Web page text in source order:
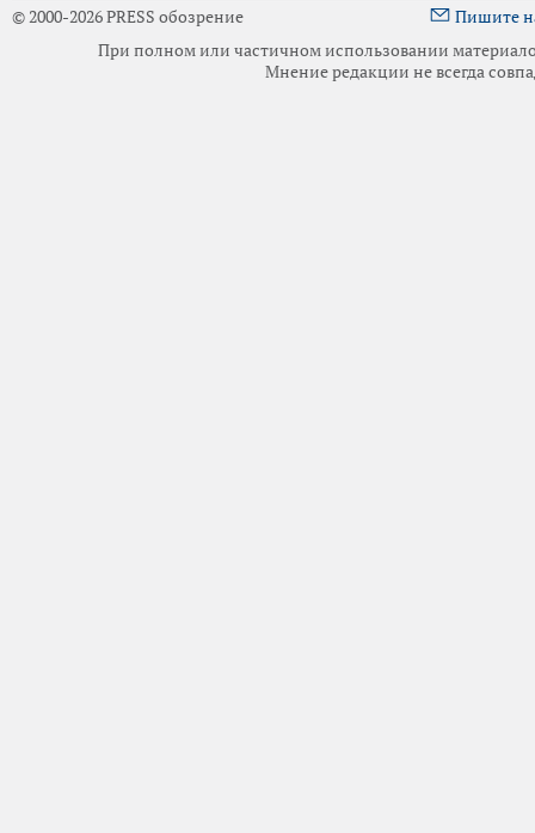
© 2000-2026 PRESS обозрение
Пишите
При полном или частичном использовании
Мнение редакции не всегда